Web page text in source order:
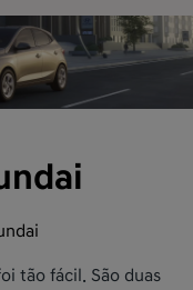
tão fácil. São duas